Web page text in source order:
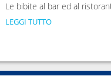
Le bibite al bar ed al
LEGGI TUTTO